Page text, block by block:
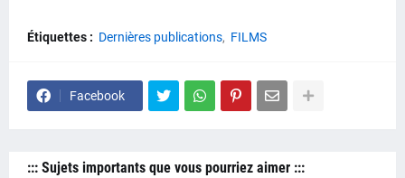
Étiquettes : Dernières publications FILMS
Facebook
::: Sujets importants que vous pourriez aimer :::